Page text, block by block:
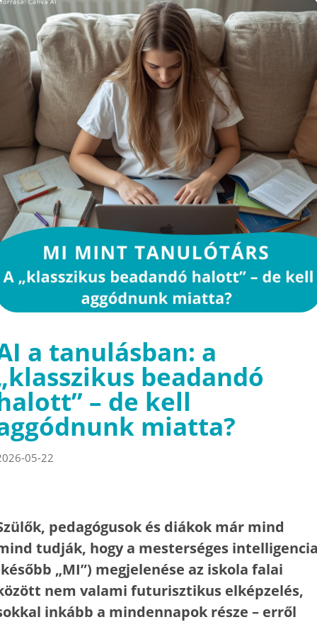
a tanulásban: a
beadandó
– de kell
miatta?
05-22
pedagógusok és diákok már mind
tudják, hogy a mesterséges
„MI”) megjelenése az iskola falai
nem valami futurisztikus elképzelés,
inkább a mindennapok része – erről